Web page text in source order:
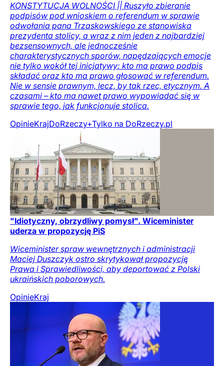
KONSTYTUCJA WOLNOŚCI || Ruszyło zbieranie
podpisów pod wnioskiem o referendum w sprawie
odwołania pana Trzaskowskiego ze stanowiska
prezydenta stolicy, a wraz z nim jeden z najbardziej
bezsensownych, ale jednocześnie
charakterystycznych sporów, napędzających emocje
nie tylko wokół tej inicjatywy: kto ma prawo podpis
składać oraz kto ma prawo głosować w referendum.
Nie w sensie prawnym, lecz, by tak rzec, etycznym. A
czasami – kto ma nawet prawo wypowiadać się w
sprawie tego, jak funkcjonuje stolica.
OpinieKrajDoRzeczy+Tylko na DoRzeczy.pl
"Idiotyczny, obrzydliwy pomysł". Wiceminister
uderza w propozycję PiS
Wiceminister spraw wewnętrznych i administracji
Maciej Duszczyk ostro skrytykował propozycję
Prawa i Sprawiedliwości, aby deportować z Polski
ukraińskich poborowych.
OpinieKraj